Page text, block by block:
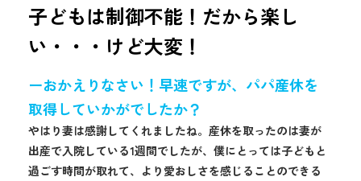
子どもは制御不能！だから楽し
い・・・けど大変！
ーおかえりなさい！早速ですが、パパ産休を
取得していかがでしたか？
やはり妻は感謝してくれましたね。産休を取ったのは妻が
出産で入院している1週間でしたが、僕にとっては子どもと
過ごす時間が取れて、より愛おしさを感じることのできる